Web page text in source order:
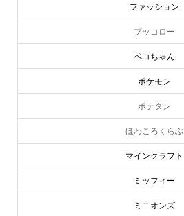
ファッション
ブッコロー
ペコちゃん
ポケモン
ポテタン
ほわころくらぶ
マインクラフト
ミッフィー
ミニオンズ